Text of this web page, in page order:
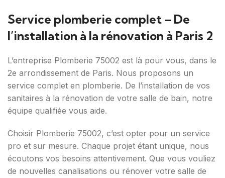
Service plomberie complet – De
l’installation à la rénovation à Paris 2
L’entreprise Plomberie 75002 est là pour vous, dans le
2e arrondissement de Paris. Nous proposons un
service complet en plomberie. De l’installation de vos
sanitaires à la rénovation de votre salle de bain, notre
équipe qualifiée vous aide.
Choisir Plomberie 75002, c’est opter pour un service
pro et sur mesure. Chaque projet étant unique, nous
écoutons vos besoins attentivement. Que vous vouliez
de nouvelles canalisations ou rénover votre salle de